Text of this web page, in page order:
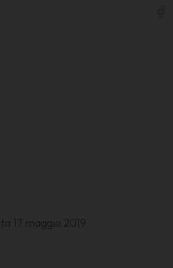
17 maggio 2019